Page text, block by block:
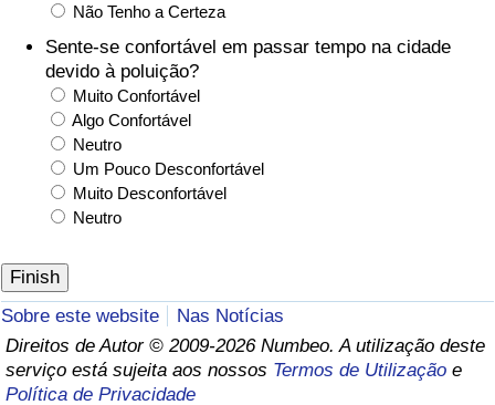
Não Tenho a Certeza
Sente-se confortável em passar tempo na cidade
devido à poluição?
Muito Confortável
Algo Confortável
Neutro
Um Pouco Desconfortável
Muito Desconfortável
Neutro
Sobre este website
Nas Notícias
Direitos de Autor © 2009-2026 Numbeo. A utilização deste
serviço está sujeita aos nossos Termos de Utilização e
Política de Privacidade